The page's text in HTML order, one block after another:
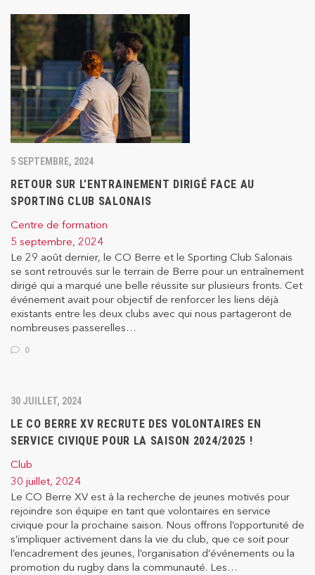
5 SEPTEMBRE, 2024
RETOUR SUR L’ENTRAINEMENT DIRIGÉ FACE AU
SPORTING CLUB SALONAIS
Centre de formation
5 septembre, 2024
Le 29 août dernier, le CO Berre et le Sporting Club Salonais
se sont retrouvés sur le terrain de Berre pour un entraînement
dirigé qui a marqué une belle réussite sur plusieurs fronts. Cet
événement avait pour objectif de renforcer les liens déjà
existants entre les deux clubs avec qui nous partageront de
nombreuses passerelles…
0
30 JUILLET, 2024
LE CO BERRE XV RECRUTE DES VOLONTAIRES EN
SERVICE CIVIQUE POUR LA SAISON 2024/2025 !
Club
30 juillet, 2024
Le CO Berre XV est à la recherche de jeunes motivés pour
rejoindre son équipe en tant que volontaires en service
civique pour la prochaine saison. Nous offrons l’opportunité de
s’impliquer activement dans la vie du club, que ce soit pour
l’encadrement des jeunes, l’organisation d’événements ou la
promotion du rugby dans la communauté. Les…